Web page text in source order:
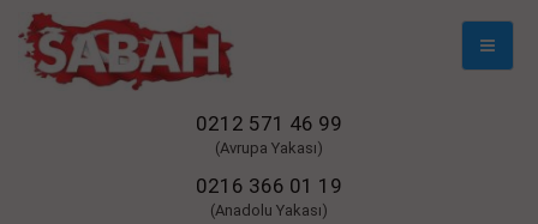
Mobil
0212 571 46 99
(Avrupa Yakası)
0216 366 01 19
(Anadolu Yakası)